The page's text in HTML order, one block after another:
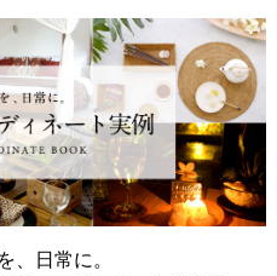
、日常に。